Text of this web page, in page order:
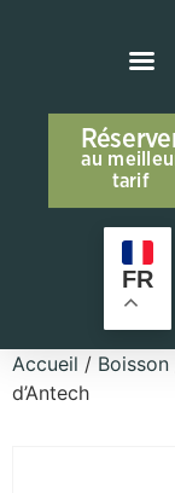
Réserver
au meilleur
tarif
FR
Accueil / Boisson
d’Antech